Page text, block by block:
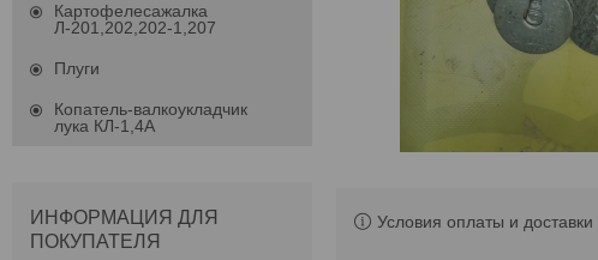
Условия оплаты и доставки
Картофелесажалка
Л-201,202,202-1,207
Плуги
Копатель-валкоукладчик
лука КЛ-1,4А
ИНФОРМАЦИЯ ДЛЯ
ПОКУПАТЕЛЯ